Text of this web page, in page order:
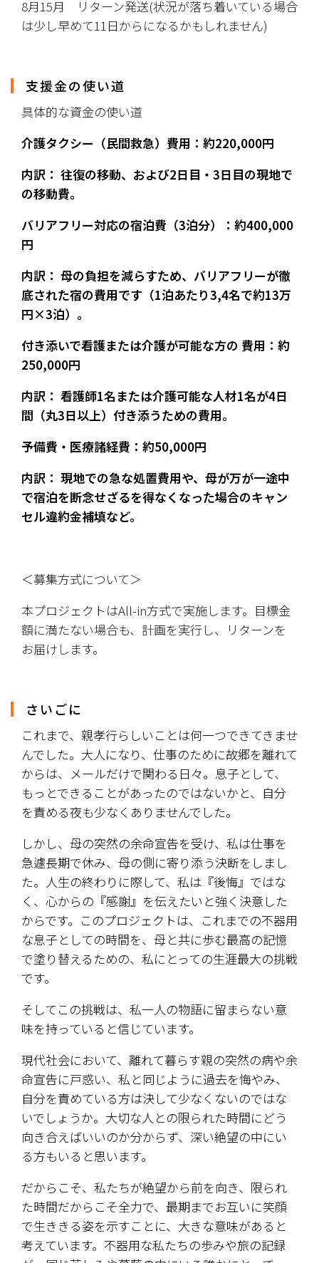
8月15月　リターン発送(状況が落ち着いている場合
は少し早めて11日からになるかもしれません)
支援金の使い道
具体的な資金の使い道
介護タクシー（民間救急）費用：約220,000円
​内訳： 往復の移動、および2日目・3日目の現地で
の移動費。
バリアフリー対応の宿泊費（3泊分）：約400,000
円
​内訳： 母の負担を減らすため、バリアフリーが徹
底された宿の費用です（1泊あたり3,4名で約13万
円×3泊）。
付き添いで看護または介護が可能な方の 費用：約
250,000円
​内訳： 看護師1名または介護可能な人材1名が4日
間（丸3日以上）付き添うための費用。
予備費・医療諸経費：約50,000円
​内訳： 現地での急な処置費用や、母が万が一途中
で宿泊を断念せざるを得なくなった場合のキャン
セル違約金補填など。
＜募集方式について＞
本プロジェクトはAll-in方式で実施します。目標金
額に満たない場合も、計画を実行し、リターンを
お届けします。
さいごに
これまで、親孝行らしいことは何一つできてきませ
んでした。大人になり、仕事のために故郷を離れて
からは、メールだけで関わる日々。息子として、
もっとできることがあったのではないかと、自分
を責める夜も少なくありませんでした。
​しかし、母の突然の余命宣告を受け、私は仕事を
急遽長期で休み、母の側に寄り添う決断をしまし
た。人生の終わりに際して、私は『後悔』ではな
く、心からの『感謝』を伝えたいと強く決意した
からです。このプロジェクトは、これまでの不器用
な息子としての時間を、母と共に歩む最高の記憶
で塗り替えるための、私にとっての生涯最大の挑戦
です。
​そしてこの挑戦は、私一人の物語に留まらない意
味を持っていると信じています。
現代社会において、離れて暮らす親の突然の病や余
命宣告に戸惑い、私と同じように過去を悔やみ、
自分を責めている方は決して少なくないのではな
いでしょうか。大切な人との限られた時間にどう
向き合えばいいのか分からず、深い絶望の中にい
る方もいると思います。
​だからこそ、私たちが絶望から前を向き、限られ
た時間だからこそ全力で、最期までお互いに笑顔
で生ききる姿を示すことに、大きな意味があると
考えています。不器用な私たちの歩みや旅の記録